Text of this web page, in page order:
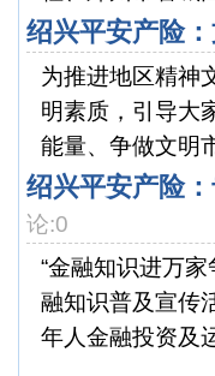
绍兴平安产险
为推进地区精神
明素质，引导大
能量、争做文明
绍兴平安产险
论:0
“金融知识进万
融知识普及宣传
年人金融投资及